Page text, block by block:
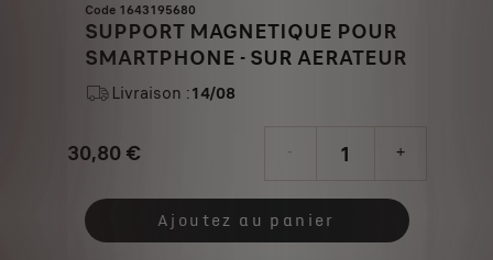
Code 1643195680
SUPPORT MAGNETIQUE POUR
SMARTPHONE - SUR AERATEUR
Livraison :14/08
30,80 €
Price
30,80
- +
Quantity
updated
Ajoutez au panier